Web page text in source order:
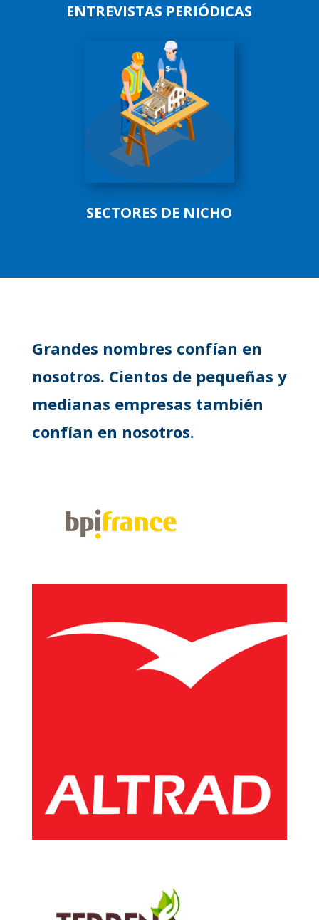
ENTREVISTAS PERIÓDICAS
SECTORES DE NICHO
Grandes nombres confían en
nosotros. Cientos de pequeñas y
medianas empresas también
confían en nosotros.